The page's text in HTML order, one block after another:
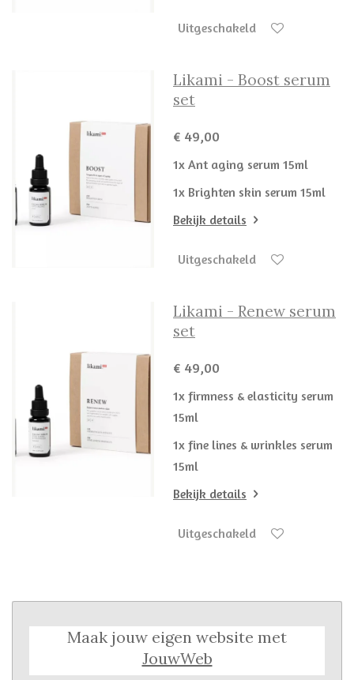
Uitgeschakeld
Likami - Boost serum
set
€ 49,00
1x Ant aging serum 15ml
1x Brighten skin serum 15ml
Bekijk details
Uitgeschakeld
Likami - Renew serum
set
€ 49,00
1x firmness & elasticity serum
15ml
1x fine lines & wrinkles serum
15ml
Bekijk details
Uitgeschakeld
Maak jouw eigen website met
JouwWeb